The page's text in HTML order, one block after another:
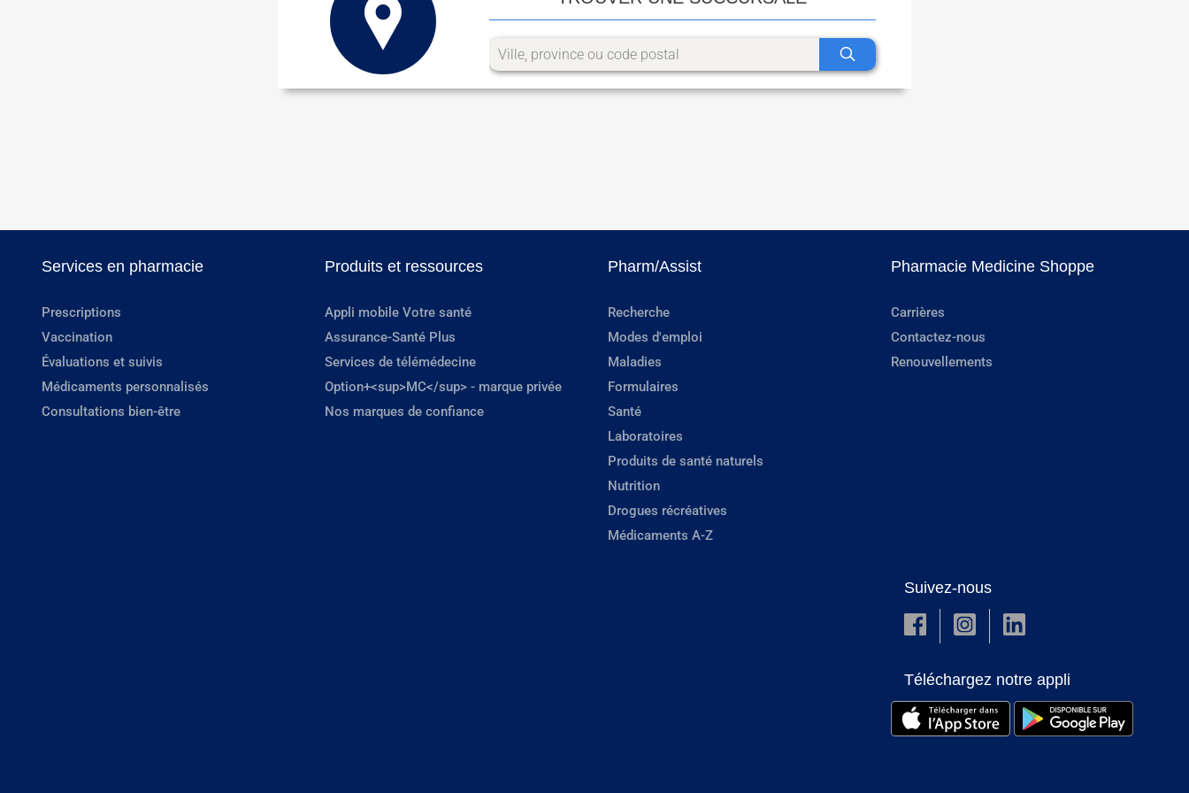
Services en pharmacie
Prescriptions
Vaccination
Évaluations et suivis
Médicaments personnalisés
Consultations bien-être
Produits et ressources
Appli mobile Votre santé
Assurance-Santé Plus
Services de télémédecine
Option+<sup>MC</sup> - marque privée
Nos marques de confiance
Pharm/Assist
Recherche
Modes d'emploi
Maladies
Formulaires
Santé
Laboratoires
Produits de santé naturels
Nutrition
Drogues récréatives
Médicaments A-Z
Pharmacie Medicine Shoppe
Carrières
Contactez-nous
Renouvellements
Suivez-nous
Téléchargez notre appli